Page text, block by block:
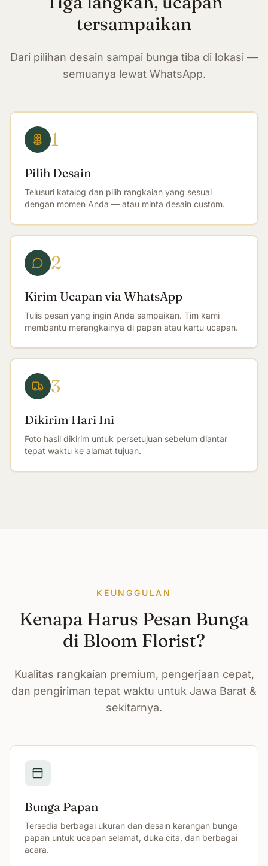
tersampaikan
Dari pilihan desain sampai bunga tiba di lokasi —
semuanya lewat WhatsApp.
1
Pilih Desain
Telusuri katalog dan pilih rangkaian yang sesuai
dengan momen Anda — atau minta desain custom.
2
Kirim Ucapan via WhatsApp
Tulis pesan yang ingin Anda sampaikan. Tim kami
membantu merangkainya di papan atau kartu ucapan.
3
Dikirim Hari Ini
Foto hasil dikirim untuk persetujuan sebelum diantar
tepat waktu ke alamat tujuan.
KEUNGGULAN
Kenapa Harus Pesan Bunga
di Bloom Florist?
Kualitas rangkaian premium, pengerjaan cepat,
dan pengiriman tepat waktu untuk Jawa Barat &
sekitarnya.
Bunga Papan
Tersedia berbagai ukuran dan desain karangan bunga
papan untuk ucapan selamat, duka cita, dan berbagai
acara.